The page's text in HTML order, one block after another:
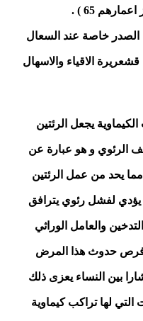
65 ) .
الصدر خاصة عند السعال
الاقياء والاسهال
يجعل الرئتين
الرئوي و هو عبارة عن
يحد من عمل الرئتين
لفشل رئوي يترافق
والعامل الوراثي
فرص حدوث هذا المرض
بين النساء يعزى ذلك
التي لها تراكب كيماوية